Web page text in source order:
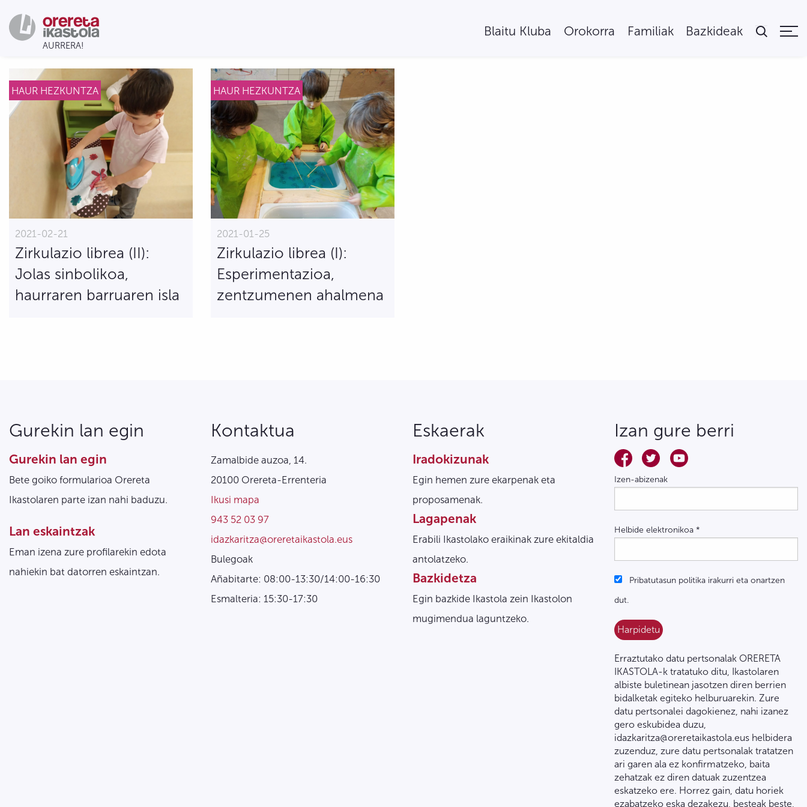
Blaitu Kluba Orokorra Familiak Bazkideak
HAUR HEZKUNTZA
2021-02-21
Zirkulazio librea (II):
Jolas sinbolikoa,
haurraren barruaren isla
HAUR HEZKUNTZA
2021-01-25
Zirkulazio librea (I):
Esperimentazioa,
zentzumenen ahalmena
Gurekin lan egin
Gurekin lan egin
Bete goiko formularioa Orereta
Ikastolaren parte izan nahi baduzu.
Lan eskaintzak
Eman izena zure profilarekin edota
nahiekin bat datorren eskaintzan.
Kontaktua
Zamalbide auzoa, 14.
20100 Orereta-Errenteria
Ikusi mapa
943 52 03 97
idazkaritza@oreretaikastola.eus
Bulegoak
Añabitarte: 08:00-13:30/14:00-16:30
Esmalteria: 15:30-17:30
Eskaerak
Iradokizunak
Egin hemen zure ekarpenak eta
proposamenak.
Lagapenak
Erabili Ikastolako eraikinak zure ekitaldia
antolatzeko.
Bazkidetza
Egin bazkide Ikastola zein Ikastolon
mugimendua laguntzeko.
Izan gure berri
Izen-abizenak
Helbide elektronikoa *
Pribatutasun politika irakurri eta onartzen
dut.
Erraztutako datu pertsonalak ORERETA
IKASTOLA-k tratatuko ditu, Ikastolaren
albiste buletinean jasotzen diren berrien
bidalketak egiteko helburuarekin. Zure
datu pertsonalei dagokienez, nahi izanez
gero eskubidea duzu,
idazkaritza@oreretaikastola.eus helbidera
zuzenduz, zure datu pertsonalak tratatzen
ari garen ala ez konfirmatzeko, baita
zehatzak ez diren datuak zuzentzea
eskatzeko ere. Horrez gain, datu horiek
ezabatzeko eska dezakezu, besteak beste,